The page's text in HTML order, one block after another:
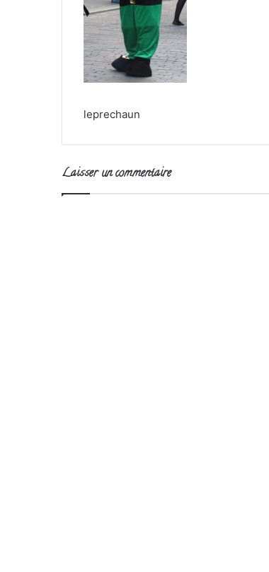
leprechaun
Laisser un commentaire